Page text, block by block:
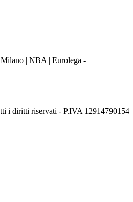
| NBA | Eurolega -
i diritti riservati - P.IVA 12914790154